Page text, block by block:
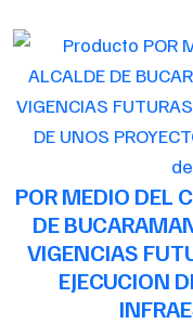
POR MEDIO DEL
DE
VIGENCIAS
EJECUCION